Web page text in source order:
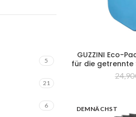
5
21
6
GUZZINI Eco-
für die getrennte
24,90
DEMNÄCHST